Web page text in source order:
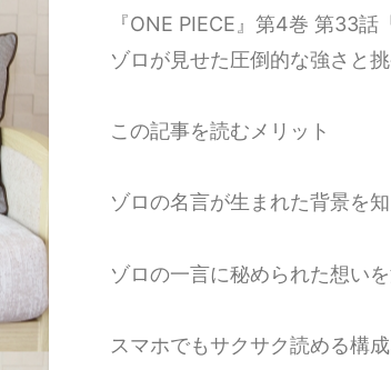
『ONE PIECE』第4巻 第33話
ゾロが見せた圧倒的な強さと
この記事を読むメリット
ゾロの名言が生まれた背景を
ゾロの一言に秘められた想い
スマホでもサクサク読める構